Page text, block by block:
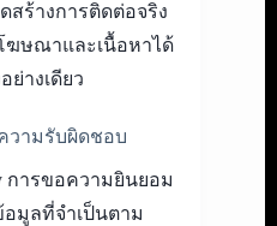
สร้างการติดต่อจริง
ฆษณาและเนื้อหาได้
ย่างเดียว
วามรับผิดชอบ
การขอความยินยอม
อมูลที่จำเป็นตาม